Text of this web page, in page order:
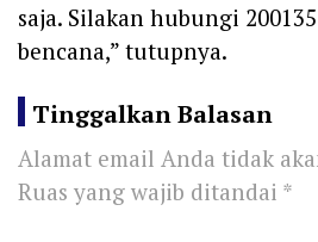
saja. Silakan hubungi
bencana,” tutupnya.
Tinggalkan Balasan
Alamat email Anda tidak
Ruas yang wajib ditandai *